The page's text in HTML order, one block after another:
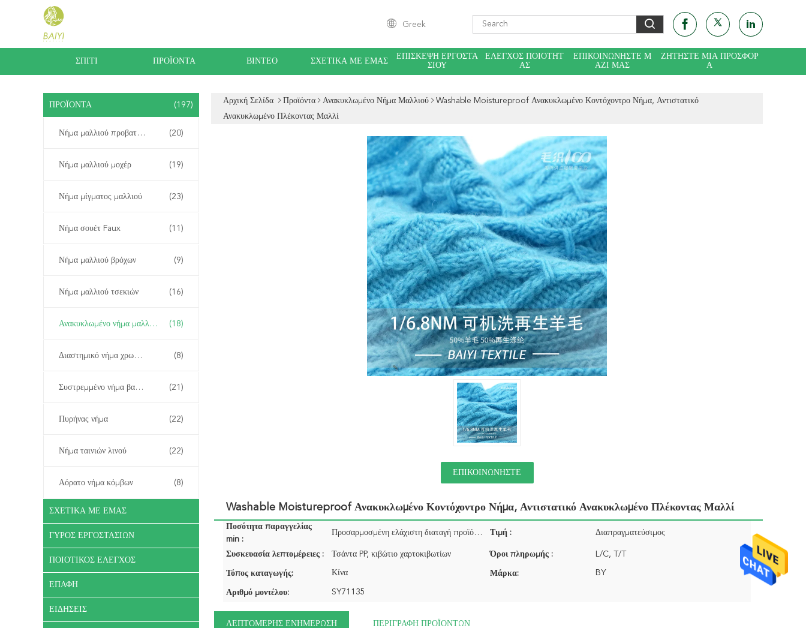
Greek
ΣΠΊΤΙ ΠΡΟΪΌΝΤΑ ΒΊΝΤΕΟ ΣΧΕΤΙΚΆ ΜΕ ΕΜΆΣ
ΕΠΙΣΚΕΨΉ ΕΡΓΟΣΤΑ
ΣΊΟΥ
ΈΛΕΓΧΟΣ ΠΟΙΌΤΗΤ
ΑΣ
ΕΠΙΚΟΙΝΩΝΉΣΤΕ Μ
ΑΖΊ ΜΑΣ
ΖΗΤΉΣΤΕ ΜΙΑ ΠΡΟΣΦΟΡ
Ά
ΠΡΟΪΌΝΤΑ (197)
Νήμα μαλλιού προβατοκαμήλου (20)
Νήμα μαλλιού μοχέρ (19)
Νήμα μίγματος μαλλιού (23)
Νήμα σουέτ Faux (11)
Νήμα μαλλιού βρόχων (9)
Νήμα μαλλιού τσεκιών (16)
Ανακυκλωμένο νήμα μαλλιού (18)
Διαστημικό νήμα χρωστικών ουσιών (8)
Συστρεμμένο νήμα βαμβακιού (21)
Πυρήνας νήμα (22)
Νήμα ταινιών λινού (22)
Αόρατο νήμα κόμβων (8)
ΣΧΕΤΙΚΆ ΜΕ ΕΜΆΣ
ΓΎΡΟΣ ΕΡΓΟΣΤΑΣΊΩΝ
ΠΟΙΟΤΙΚΌΣ ΈΛΕΓΧΟΣ
ΕΠΑΦΉ
ΕΙΔΉΣΕΙΣ
Αρχική Σελίδα Προϊόντα Ανακυκλωμένο Νήμα Μαλλιού
Washable Moistureproof Ανακυκλωμένο Κοντόχοντρο Νήμα, Αντιστατικό
Ανακυκλωμένο Πλέκοντας Μαλλί
ΕΠΙΚΟΙΝΩΝΉΣΤΕ
Washable Moistureproof Ανακυκλωμένο Κοντόχοντρο Νήμα, Αντιστατικό Ανακυκλωμένο Πλέκοντας Μαλλί
Ποσότητα παραγγελίας
min :
Προσαρμοσμένη ελάχιστη διαταγή προϊόντων 5kg, ελάχιστη διαταγή σημείων 1kg Τιμή : Διαπραγματεύσιμος
Συσκευασία λεπτομέρειες : Τσάντα PP, κιβώτιο χαρτοκιβωτίων Όροι πληρωμής : L/C, T/T
Τόπος καταγωγής: Κίνα Μάρκα: BY
Αριθμό μοντέλου: SY71135
ΛΕΠΤΟΜΕΡΉΣ ΕΝΗΜΈΡΩΣΗ ΠΕΡΙΓΡΑΦΉ ΠΡΟΪΌΝΤΩΝ